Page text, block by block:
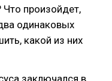
Что произойдет,
одинаковых
какой из них
заключался в